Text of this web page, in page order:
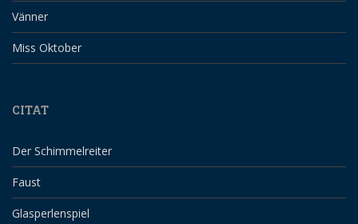
Vänner
Miss Oktober
CITAT
Der Schimmelreiter
Faust
Glasperlenspiel